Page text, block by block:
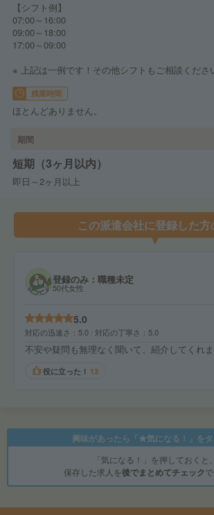
【シフト例】
07:00～16:00
09:00～18:00
17:00～09:00
※ 上記は一例です！その他シフトもご相談くださ
残業時間
ほとんどありません。
期間
短期（3ヶ月以内）
即日～2ヶ月以上
この派遣会社に登録した方
登録のみ：職種未定
50代女性
5.0
対応の迅速さ 5.0 対応の丁寧さ 5.0
不安や疑問も無理なく聞いて、紹介してくれま
役に立った！ 13
興味があったら「★気になる！」をタ
「気になる！」を押しておくと、
保存した求人を後でまとめてチェック